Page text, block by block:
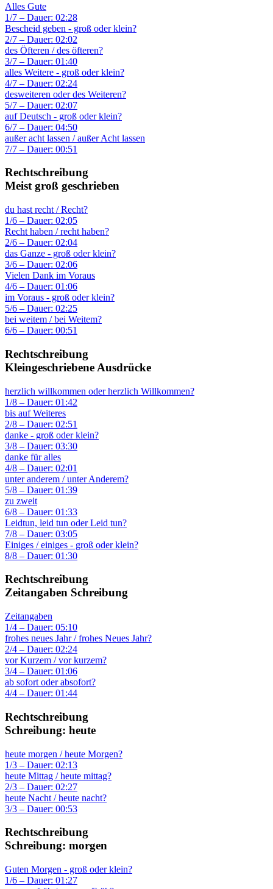
Alles Gute
1/7 – Dauer: 02:28
Bescheid geben - groß oder klein?
2/7 – Dauer: 02:02
des Öfteren / des öfteren?
3/7 – Dauer: 01:40
alles Weitere - groß oder klein?
4/7 – Dauer: 02:24
desweiteren oder des Weiteren?
5/7 – Dauer: 02:07
auf Deutsch - groß oder klein?
6/7 – Dauer: 04:50
außer acht lassen / außer Acht lassen
7/7 – Dauer: 00:51
Rechtschreibung
Meist groß geschrieben
du hast recht / Recht?
1/6 – Dauer: 02:05
Recht haben / recht haben?
2/6 – Dauer: 02:04
das Ganze - groß oder klein?
3/6 – Dauer: 02:06
Vielen Dank im Voraus
4/6 – Dauer: 01:06
im Voraus - groß oder klein?
5/6 – Dauer: 02:25
bei weitem / bei Weitem?
6/6 – Dauer: 00:51
Rechtschreibung
Kleingeschriebene Ausdrücke
herzlich willkommen oder herzlich Willkommen?
1/8 – Dauer: 01:42
bis auf Weiteres
2/8 – Dauer: 02:51
danke - groß oder klein?
3/8 – Dauer: 03:30
danke für alles
4/8 – Dauer: 02:01
unter anderem / unter Anderem?
5/8 – Dauer: 01:39
zu zweit
6/8 – Dauer: 01:33
Leidtun, leid tun oder Leid tun?
7/8 – Dauer: 03:05
Einiges / einiges - groß oder klein?
8/8 – Dauer: 01:30
Rechtschreibung
Zeitangaben Schreibung
Zeitangaben
1/4 – Dauer: 05:10
frohes neues Jahr / frohes Neues Jahr?
2/4 – Dauer: 02:24
vor Kurzem / vor kurzem?
3/4 – Dauer: 01:06
ab sofort oder absofort?
4/4 – Dauer: 01:44
Rechtschreibung
Schreibung: heute
heute morgen / heute Morgen?
1/3 – Dauer: 02:13
heute Mittag / heute mittag?
2/3 – Dauer: 02:27
heute Nacht / heute nacht?
3/3 – Dauer: 00:53
Rechtschreibung
Schreibung: morgen
Guten Morgen - groß oder klein?
1/6 – Dauer: 01:27